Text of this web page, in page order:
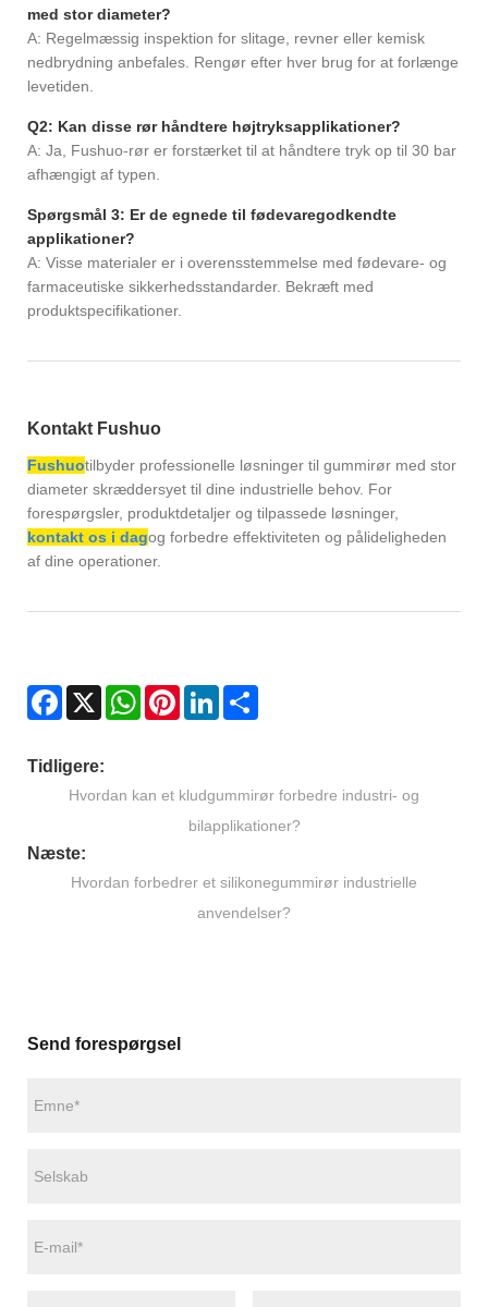
med stor diameter?
A: Regelmæssig inspektion for slitage, revner eller kemisk
nedbrydning anbefales. Rengør efter hver brug for at forlænge
levetiden.
Q2: Kan disse rør håndtere højtryksapplikationer?
A: Ja, Fushuo-rør er forstærket til at håndtere tryk op til 30 bar
afhængigt af typen.
Spørgsmål 3: Er de egnede til fødevaregodkendte
applikationer?
A: Visse materialer er i overensstemmelse med fødevare- og
farmaceutiske sikkerhedsstandarder. Bekræft med
produktspecifikationer.
Kontakt Fushuo
Fushuotilbyder professionelle løsninger til gummirør med stor
diameter skræddersyet til dine industrielle behov. For
forespørgsler, produktdetaljer og tilpassede løsninger,
kontakt os i dagog forbedre effektiviteten og pålideligheden
af ​​dine operationer.
Facebook
X WhatsAppPinterestLinkedIn
Tidligere:
Hvordan kan et kludgummirør forbedre industri- og
bilapplikationer?
Næste:
Hvordan forbedrer et silikonegummirør industrielle
anvendelser?
Send forespørgsel